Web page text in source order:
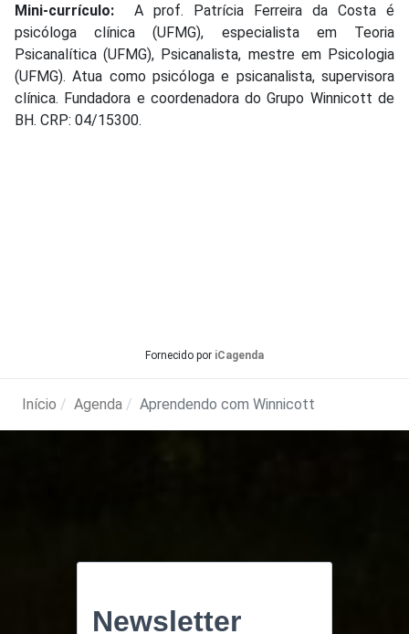
Mini-currículo: A prof. Patrícia Ferreira da Costa é
psicóloga clínica (UFMG), especialista em Teoria
Psicanalítica (UFMG), Psicanalista, mestre em Psicologia
(UFMG). Atua como psicóloga e psicanalista, supervisora
clínica. Fundadora e coordenadora do Grupo Winnicott de
BH. CRP: 04/15300.
Fornecido por iCagenda
Início Agenda Aprendendo com Winnicott